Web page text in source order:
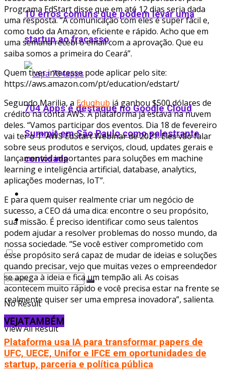
10 erros comuns que podem levar uma
startup ao fracasso
704 Apps é destaque no Google Cloud
Summit em São Paulo como palestrante
convidada
Ofertas
No Result
View All Result
Programa EdStart disse que em até 12 dias seria dada
uma resposta. “A comunicação com eles é super fácil e,
como tudo da Amazon, eficiente e rápido. Acho que em
uma semana recebi o email com a aprovação. Que eu
saiba somos a primeira do Ceará”.
Quem tiver interesse pode aplicar pelo site:
https://aws.amazon.com/pt/education/edstart/
Segundo Marilia, a Eduqhub já ganhou $500 dólares de
crédito na conta AWS. A plataforma já estava na nuvem
deles. “Vamos participar dos eventos. Dia 18 de fevereiro
vai ter o 1º AWS EdStart Webinar de 2021. Eles vão falar
sobre seus produtos e serviços, cloud, updates gerais e
lançamentos importantes para soluções em machine
learning e inteligência artificial, database, analytics,
aplicações modernas, IoT”.
E para quem quiser realmente criar um negócio de
sucesso, a CEO dá uma dica: encontre o seu propósito,
sua missão. É preciso identificar como seus talentos
podem ajudar a resolver problemas do nosso mundo, da
nossa sociedade. “Se você estiver comprometido com
esse propósito será capaz de mudar de ideias e soluções
quando precisar, vejo que muitas vezes o empreendedor
se apega à ideia e fica um tempão ali. As coisas
acontecem muito rápido e você precisa estar na frente se
realmente quiser ser uma empresa inovadora”, salienta.
VEJATAMBÉM
Plataforma usa IA para transformar papers de
UFC, UECE, Unifor e IFCE em oportunidades de
startup, parceria e política pública